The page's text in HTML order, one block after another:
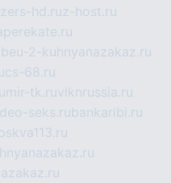
hd.ruz-host.ru
2-kuhnyanazakaz.ru
cs-68.ru
mir-tk.ruvlknrussia.ru
seks.rubankaribi.ru